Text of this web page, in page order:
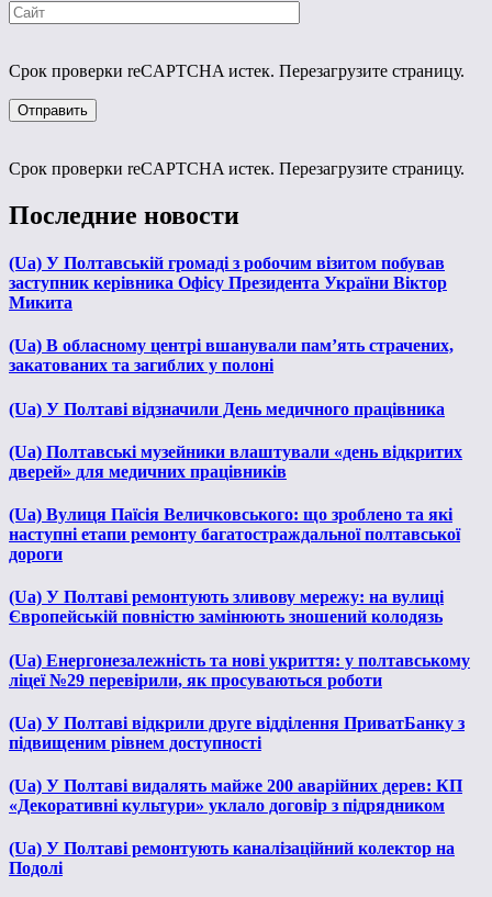
Срок проверки reCAPTCHA истек. Перезагрузите страницу.
Срок проверки reCAPTCHA истек. Перезагрузите страницу.
Последние новости
(Ua) У Полтавській громаді з робочим візитом побував
заступник керівника Офісу Президента України Віктор
Микита
(Ua) В обласному центрі вшанували пам’ять страчених,
закатованих та загиблих у полоні
(Ua) У Полтаві відзначили День медичного працівника
(Ua) Полтавські музейники влаштували «день відкритих
дверей» для медичних працівників
(Ua) Вулиця Паїсія Величковського: що зроблено та які
наступні етапи ремонту багатостраждальної полтавської
дороги
(Ua) У Полтаві ремонтують зливову мережу: на вулиці
Європейській повністю замінюють зношений колодязь
(Ua) Енергонезалежність та нові укриття: у полтавському
ліцеї №29 перевірили, як просуваються роботи
(Ua) У Полтаві відкрили друге відділення ПриватБанку з
підвищеним рівнем доступності
(Ua) У Полтаві видалять майже 200 аварійних дерев: КП
«Декоративні культури» уклало договір з підрядником
(Ua) У Полтаві ремонтують каналізаційний колектор на
Подолі